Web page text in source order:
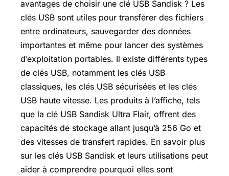
avantages de choisir une clé USB Sandisk ? Les
clés USB sont utiles pour transférer des fichiers
entre ordinateurs, sauvegarder des données
importantes et même pour lancer des systèmes
d’exploitation portables. Il existe différents types
de clés USB, notamment les clés USB
classiques, les clés USB sécurisées et les clés
USB haute vitesse. Les produits à l’affiche, tels
que la clé USB Sandisk Ultra Flair, offrent des
capacités de stockage allant jusqu’à 256 Go et
des vitesses de transfert rapides. En savoir plus
sur les clés USB Sandisk et leurs utilisations peut
aider à comprendre pourquoi elles sont